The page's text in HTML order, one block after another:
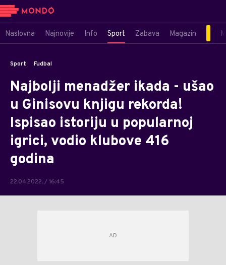
Naslovna Najnovije Info Sport Zabava Magazin
Sport Fudbal
Najbolji menadžer ikada - ušao
u Ginisovu knjigu rekorda!
Ispisao istoriju u popularnoj
igrici, vodio klubove 416
godina
22.04.2022. / 16:45